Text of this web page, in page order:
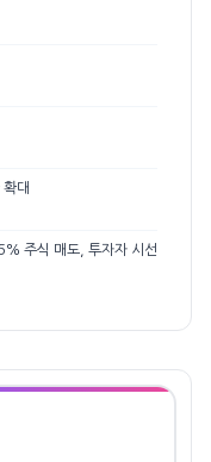
대
주식 매도, 투자자 시선